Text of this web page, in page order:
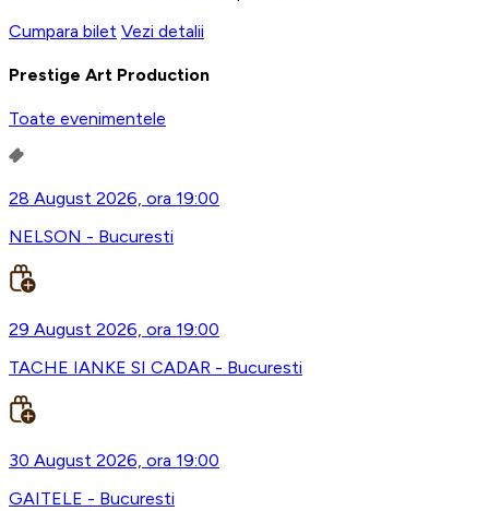
Cumpara bilet Vezi detalii
Prestige Art Production
Toate evenimentele
28 August 2026, ora 19:00
NELSON - Bucuresti
29 August 2026, ora 19:00
TACHE IANKE SI CADAR - Bucuresti
30 August 2026, ora 19:00
GAITELE - Bucuresti